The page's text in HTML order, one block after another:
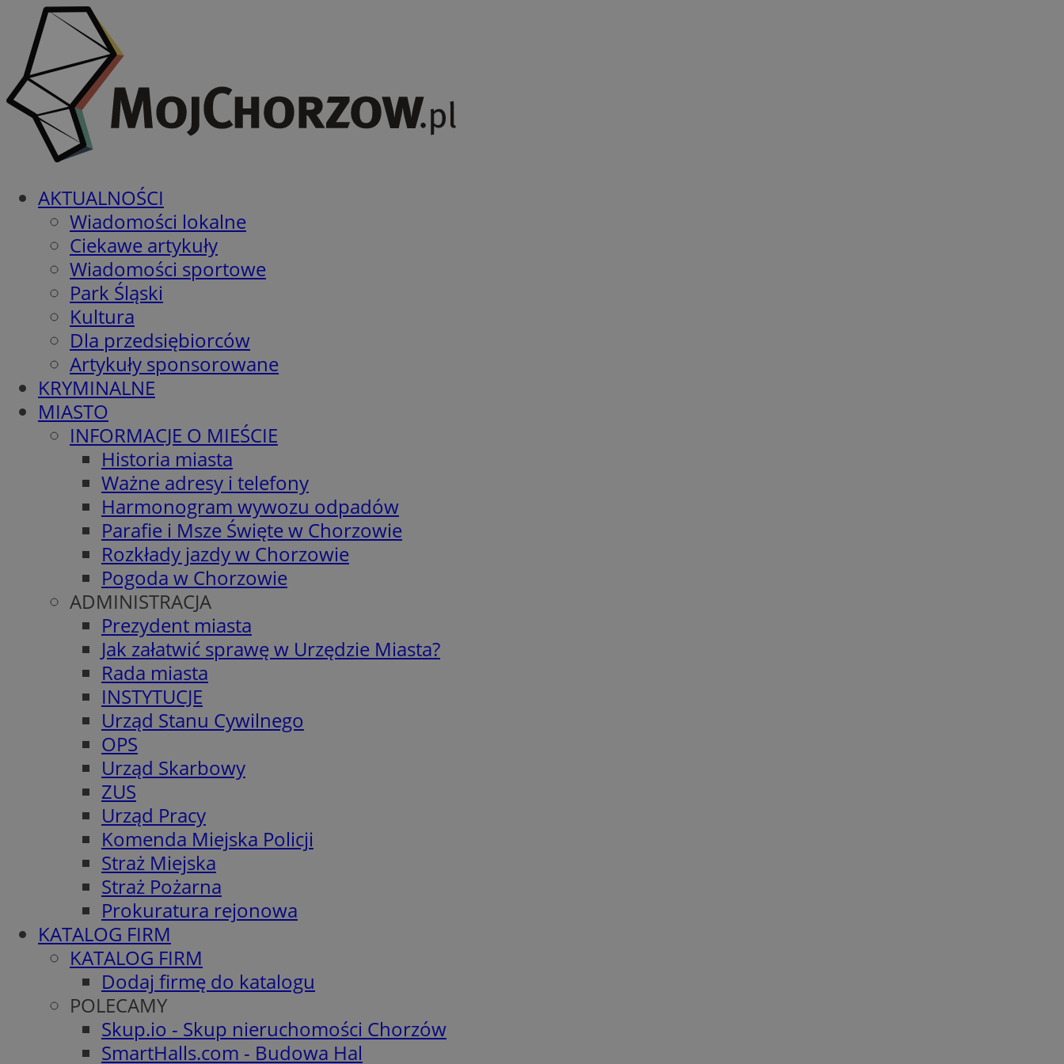
AKTUALNOŚCI
Wiadomości lokalne
Ciekawe artykuły
Wiadomości sportowe
Park Śląski
Kultura
Dla przedsiębiorców
Artykuły sponsorowane
KRYMINALNE
MIASTO
INFORMACJE O MIEŚCIE
Historia miasta
Ważne adresy i telefony
Harmonogram wywozu odpadów
Parafie i Msze Święte w Chorzowie
Rozkłady jazdy w Chorzowie
Pogoda w Chorzowie
ADMINISTRACJA
Prezydent miasta
Jak załatwić sprawę w Urzędzie Miasta?
Rada miasta
INSTYTUCJE
Urząd Stanu Cywilnego
OPS
Urząd Skarbowy
ZUS
Urząd Pracy
Komenda Miejska Policji
Straż Miejska
Straż Pożarna
Prokuratura rejonowa
KATALOG FIRM
KATALOG FIRM
Dodaj firmę do katalogu
POLECAMY
Skup.io - Skup nieruchomości Chorzów
SmartHalls.com - Budowa Hal